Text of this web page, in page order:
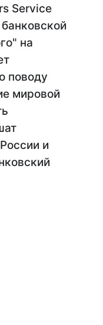
Service
на
поводу
мировой
и